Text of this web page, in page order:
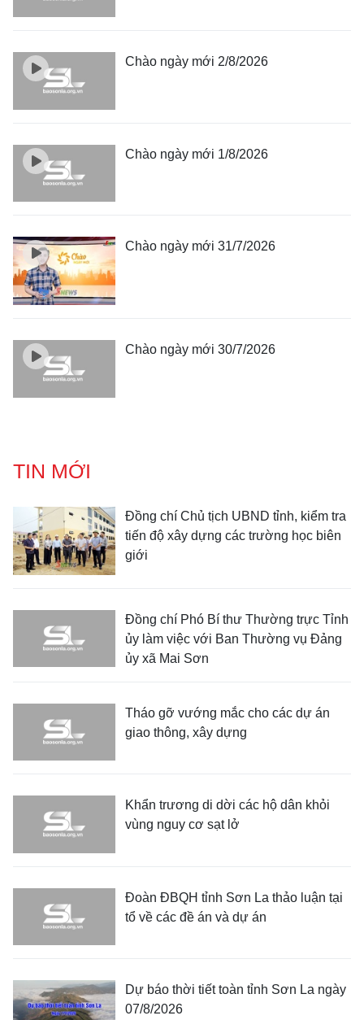
Chào ngày mới 2/8/2026
Chào ngày mới 1/8/2026
Chào ngày mới 31/7/2026
Chào ngày mới 30/7/2026
TIN MỚI
Đồng chí Chủ tịch UBND tỉnh, kiểm tra
tiến độ xây dựng các trường học biên
giới
Đồng chí Phó Bí thư Thường trực Tỉnh
ủy làm việc với Ban Thường vụ Đảng
ủy xã Mai Sơn
Tháo gỡ vướng mắc cho các dự án
giao thông, xây dựng
Khẩn trương di dời các hộ dân khỏi
vùng nguy cơ sạt lở
Đoàn ĐBQH tỉnh Sơn La thảo luận tại
tổ về các đề án và dự án
Dự báo thời tiết toàn tỉnh Sơn La ngày
07/8/2026